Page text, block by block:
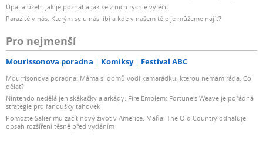
Úpal a úžeh: Jak je poznat a jak se z nich rychle vyléčit
Parazité v nás: Kterým se u nás líbí a kde v našem těle je můžeme najít?
Pro nejmenší
Mourissonova poradna Komiksy Festival ABC
Mourrisonova poradna: Máma si domů vodí kamarádku, kterou nemám ráda. Co
dělat?
Nintendo nedělá jen skákačky a arkády. Fire Emblem: Fortune's Weave je pořádná
strategie pro fanoušky tahovek
Pomozte Salierimu začít nový život v Americe. Mafia: The Old Country odhaluje
obsah rozšíření těsně před vydáním